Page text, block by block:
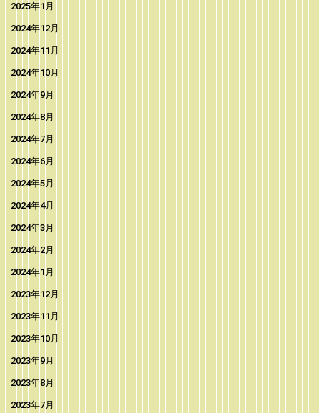
2025年1月
2024年12月
2024年11月
2024年10月
2024年9月
2024年8月
2024年7月
2024年6月
2024年5月
2024年4月
2024年3月
2024年2月
2024年1月
2023年12月
2023年11月
2023年10月
2023年9月
2023年8月
2023年7月